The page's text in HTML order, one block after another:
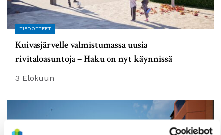
TIEDOTTEET
Kuivasjärvelle valmistumassa uusia
rivitaloasuntoja – Haku on nyt käynnissä
3 Elokuun